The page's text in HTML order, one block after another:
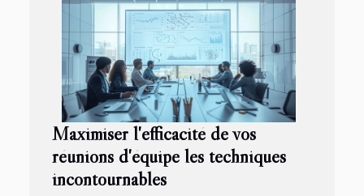
Maximiser l'efficacité de vos
réunions d'équipe les techniques
incontournables